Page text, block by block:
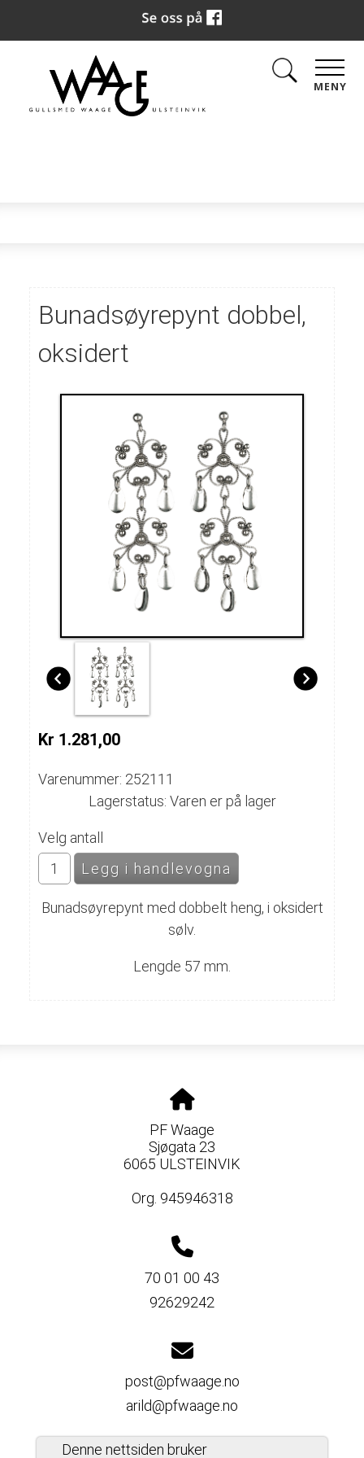
MENY
Bunadsøyrepynt dobbel,
oksidert
Kr 1.281,00
Varenummer: 252111
Lagerstatus: Varen er på lager
Velg antall
Bunadsøyrepynt med dobbelt heng, i oksidert
sølv.
Lengde 57 mm.
PF Waage
Sjøgata 23
6065 ULSTEINVIK
Org. 945946318
70 01 00 43
92629242
post@pfwaage.no
arild@pfwaage.no
Denne nettsiden bruker